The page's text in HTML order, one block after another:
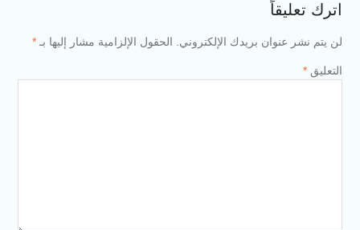
اترك تعليقاً
لن يتم نشر عنوان بريدك الإلكتروني. الحقول الإلزامية مشار إليها بـ *
التعليق *